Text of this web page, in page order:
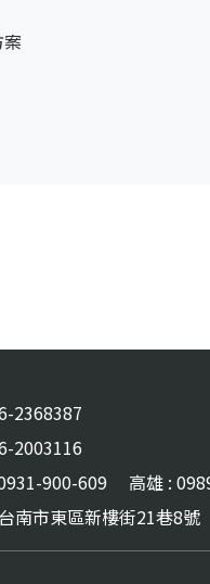
案
2368387
2003116
900-609
高雄 :
南市東區新樓街21巷8號